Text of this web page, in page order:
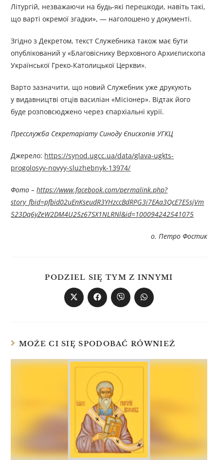
Літургій, незважаючи на будь-які перешкоди, навіть такі,
що варті окремої згадки», — наголошено у документі.
Згідно з Декретом, текст Служебника також має бути
опублікований у «Благовіснику Верховного Архиєпископа
Української Греко-Католицької Церкви».
Варто зазначити, що новий Служебник уже друкують
у видавництві отців василіан «Місіонер». Відтак його
буде розповсюджено через єпархіальні курії.
Пресслужба Секретаріату Синоду Єпископів УГКЦ
Джерелo: https://synod.ugcc.ua/data/glava-ugkts-
progolosyv-novyy-sluzhebnyk-13974/
Фото –https://www.facebook.com/permalink.php?
story_fbid=pfbid02uEnKseudR3YHzccBdRPG3i7EAa3QcE7E5sjVm
523Dq6yZeW2DM4U25z67SX1NLRNl&id=100094242541075
о. Петро Фостик
PODZIEL SIĘ TYM Z INNYMI
MOŻE CI SIĘ SPODOBAĆ RÓWNIEŻ